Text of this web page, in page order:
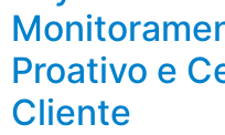
Proativo e
Cliente